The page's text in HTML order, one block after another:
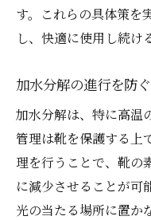
す。これらの具体策を
し、快適に使用し続け
加水分解の進行を防
加水分解は、特に高温
管理は靴を保護する上
理を行うことで、靴の
に減少させることが可
光の当たる場所に置か